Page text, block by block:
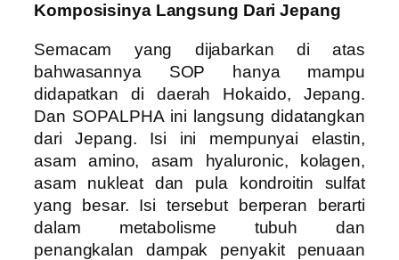
Komposisinya Langsung Dari Jepang
Semacam yang dijabarkan di atas
bahwasannya SOP hanya mampu
didapatkan di daerah Hokaido, Jepang.
Dan SOPALPHA ini langsung didatangkan
dari Jepang. Isi ini mempunyai elastin,
asam amino, asam hyaluronic, kolagen,
asam nukleat dan pula kondroitin sulfat
yang besar. Isi tersebut berperan berarti
dalam metabolisme tubuh dan
penangkalan dampak penyakit penuaan